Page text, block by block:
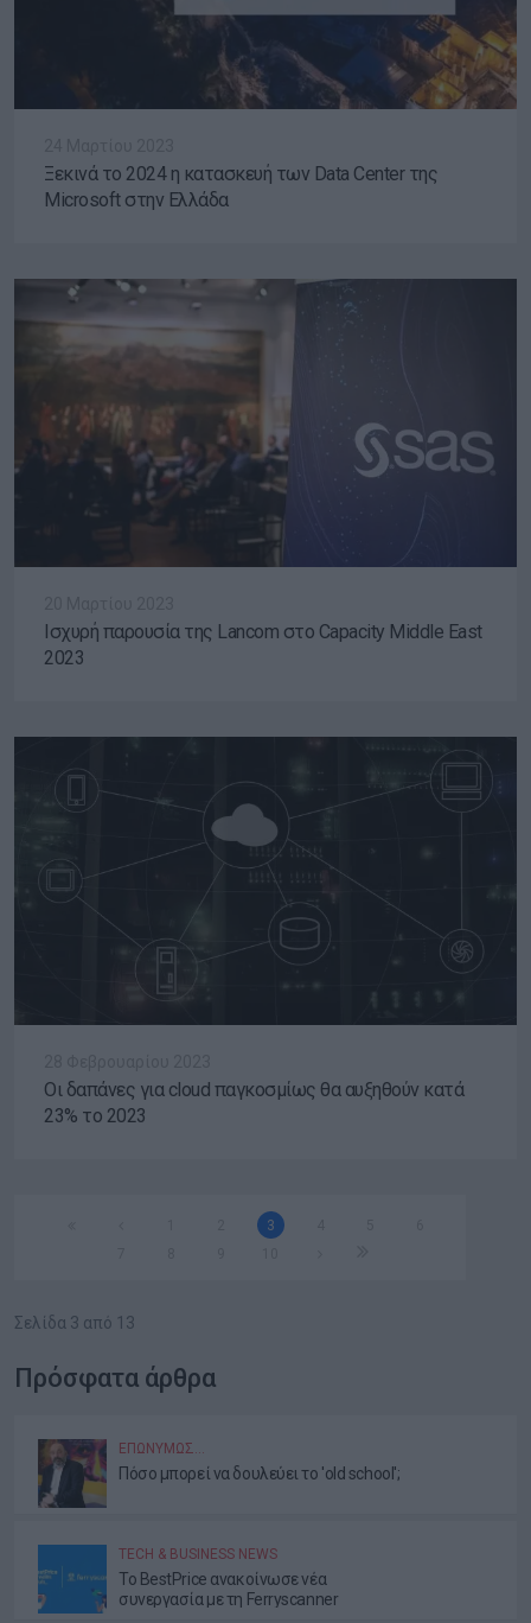
Ξεκινά το 2024 η κατασκευή των Data Center της
Microsoft στην Ελλάδα
Ισχυρή παρουσία της Lancom στο Capacity Middle East
2023
Οι δαπάνες για cloud παγκοσμίως θα αυξηθούν κατά
23% το 2023
3
Σελίδα 3 από 13
Πρόσφατα άρθρα
ΕΠΩΝΎΜΩΣ…
Πόσο μπορεί να δουλεύει το 'old school';
TECH & BUSINESS NEWS
Το BestPrice ανακοίνωσε νέα
συνεργασία με τη Ferryscanner